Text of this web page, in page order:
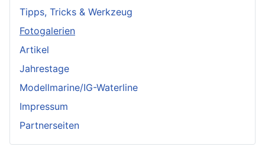
Tipps, Tricks & Werkzeug
Fotogalerien
Artikel
Jahrestage
Modellmarine/IG-Waterline
Impressum
Partnerseiten